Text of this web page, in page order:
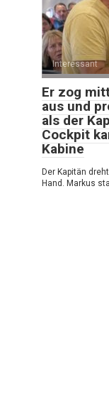
Interessant
Er zog
aus und
als der
Cockpit
Kabine
Der Kapitän
Hand. Markus